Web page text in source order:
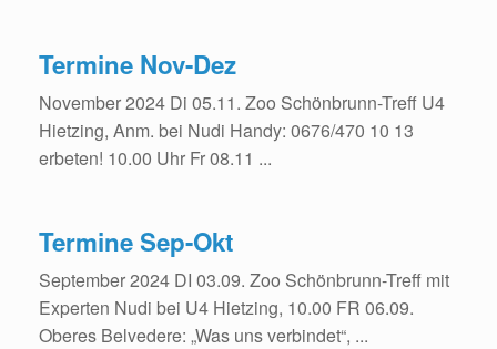
Termine Nov-Dez
November 2024 Di 05.11. Zoo Schönbrunn-Treff U4
Hietzing, Anm. bei Nudi Handy: 0676/470 10 13
erbeten! 10.00 Uhr Fr 08.11 ...
Termine Sep-Okt
September 2024 DI 03.09. Zoo Schönbrunn-Treff mit
Experten Nudi bei U4 Hietzing, 10.00 FR 06.09.
Oberes Belvedere: „Was uns verbindet“, ...